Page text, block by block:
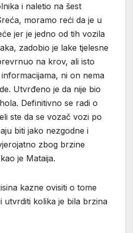
i naletio na šest
moramo reći da je u
jer je jedno od tih vozila
zadobio je lake tjelesne
na krov, ali isto
ni on nema
Utvrđeno je da nije bio
Definitivno se radi o
ste da se vozač vozi po
biti jako nezgodne i
zbog brzine
je Mataija.
kazne ovisiti o tome
utvrditi kolika je bila brzina